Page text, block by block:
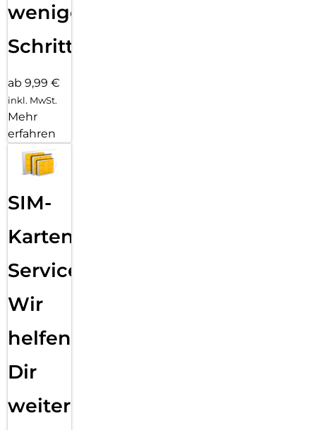
wenigen
Schritten
ab 9,99 €
inkl. MwSt.
Mehr
erfahren
SIM-
Karten
Service:
Wir
helfen
Dir
weiter